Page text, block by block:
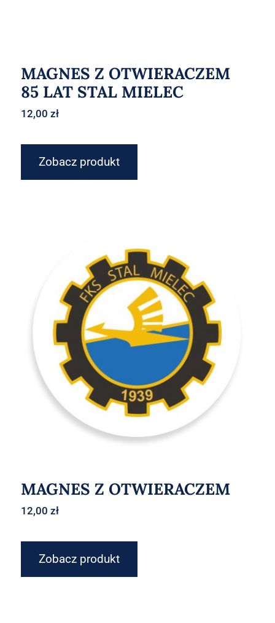
MAGNES Z OTWIERACZEM
85 LAT STAL MIELEC
12,00zł
Zobacz produkt
MAGNES Z OTWIERACZEM
MAGNES Z OTWIERACZEM
12,00zł
Zobacz produkt